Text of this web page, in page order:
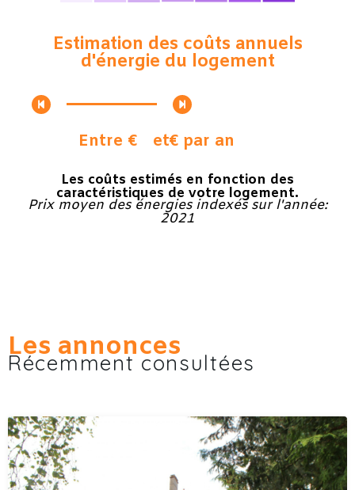
Estimation des coûts annuels
d'énergie du logement
Entre € et€ par an
Les coûts estimés en fonction des
caractéristiques de votre logement.
Prix moyen des énergies indexés sur l'année:
2021
Les annonces
Récemment consultées